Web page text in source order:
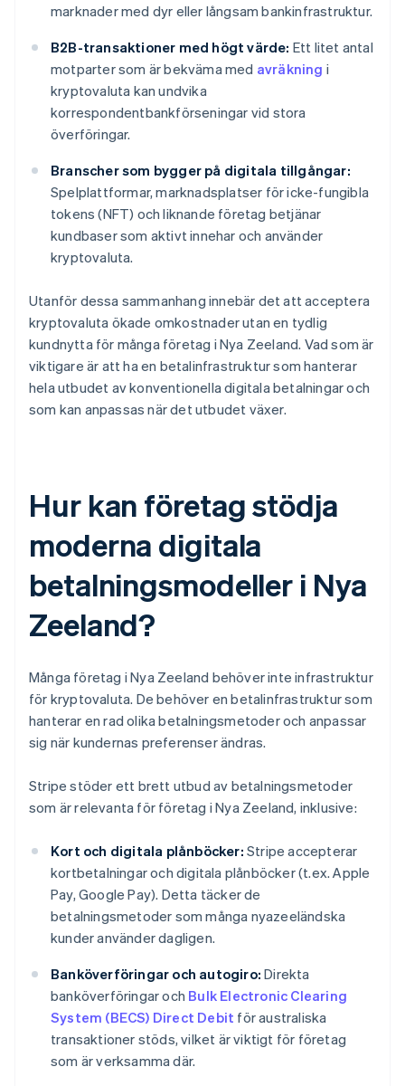
marknader med dyr eller långsam bankinfrastruktur.
B2B-transaktioner med högt värde: Ett litet antal
motparter som är bekväma med avräkning i
kryptovaluta kan undvika
korrespondentbankförseningar vid stora
överföringar.
Branscher som bygger på digitala tillgångar:
Spelplattformar, marknadsplatser för icke-fungibla
tokens (NFT) och liknande företag betjänar
kundbaser som aktivt innehar och använder
kryptovaluta.
Utanför dessa sammanhang innebär det att acceptera
kryptovaluta ökade omkostnader utan en tydlig
kundnytta för många företag i Nya Zeeland. Vad som är
viktigare är att ha en betalinfrastruktur som hanterar
hela utbudet av konventionella digitala betalningar och
som kan anpassas när det utbudet växer.
Hur kan företag stödja
moderna digitala
betalningsmodeller i Nya
Zeeland?
Många företag i Nya Zeeland behöver inte infrastruktur
för kryptovaluta. De behöver en betalinfrastruktur som
hanterar en rad olika betalningsmetoder och anpassar
sig när kundernas preferenser ändras.
Stripe stöder ett brett utbud av betalningsmetoder
som är relevanta för företag i Nya Zeeland, inklusive:
Kort och digitala plånböcker: Stripe accepterar
kortbetalningar och digitala plånböcker (t.ex. Apple
Pay, Google Pay). Detta täcker de
betalningsmetoder som många nyazeeländska
kunder använder dagligen.
Banköverföringar och autogiro: Direkta
banköverföringar och Bulk Electronic Clearing
System (BECS) Direct Debit för australiska
transaktioner stöds, vilket är viktigt för företag
som är verksamma där.